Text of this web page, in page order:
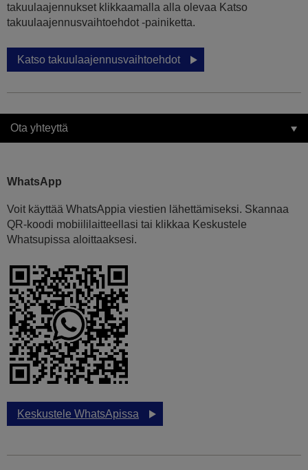
takuulaajennukset klikkaamalla alla olevaa Katso
takuulaajennusvaihtoehdot -painiketta.
Katso takuulaajennusvaihtoehdot
Ota yhteyttä
WhatsApp
Voit käyttää WhatsAppia viestien lähettämiseksi. Skannaa
QR-koodi mobiililaitteellasi tai klikkaa Keskustele
Whatsupissa aloittaaksesi.
Keskustele WhatsApissa